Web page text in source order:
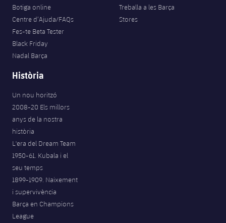
Botiga online
Centre d’Ajuda/FAQs
Fes-te Beta Tester
Black Friday
Nadal Barça
Treballa a les Barça
Stores
Història
Un nou horitzó
2008-20 Els millors
anys de la nostra
història
L'era del Dream Team
1950-61. Kubala i el
seu temps
1899-1909. Naixement
i supervivència
Barça en Champions
League